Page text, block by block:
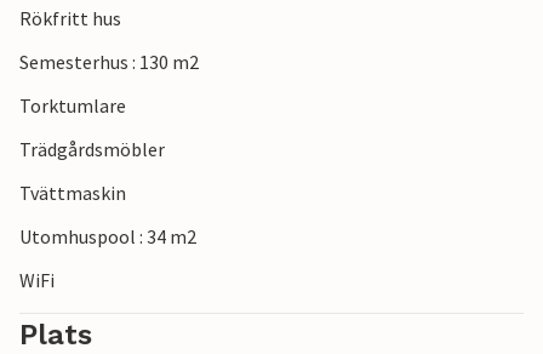
Rökfritt hus
Semesterhus : 130 m2
Torktumlare
Trädgårdsmöbler
Tvättmaskin
Utomhuspool : 34 m2
WiFi
Plats